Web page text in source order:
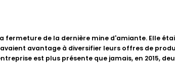
de la dernière mine d'amiante. Elle
avantage à diversifier leurs offres de
est plus présente que jamais, en 2015,